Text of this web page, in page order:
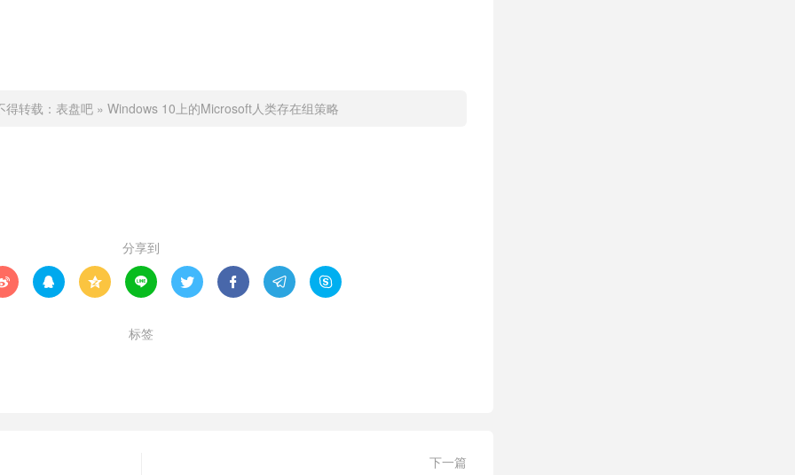
转载： 表盘吧» Windows 10上的Microsoft人类存在组策略
分享到
      
标签
下一篇